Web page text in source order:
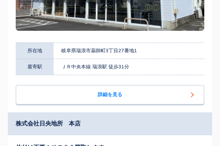
所在地 岐阜県瑞浪市薬師町3丁目27番地1
最寄駅 ＪＲ中央本線 瑞浪駅 徒歩31分
詳細を見る
株式会社日央地所 本店